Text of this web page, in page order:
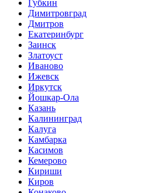
Губкин
Димитровград
Дмитров
Екатеринбург
Заинск
Златоуст
Иваново
Ижевск
Иркутск
Йошкар-Ола
Казань
Калининград
Калуга
Камбарка
Касимов
Кемерово
Кириши
Киров